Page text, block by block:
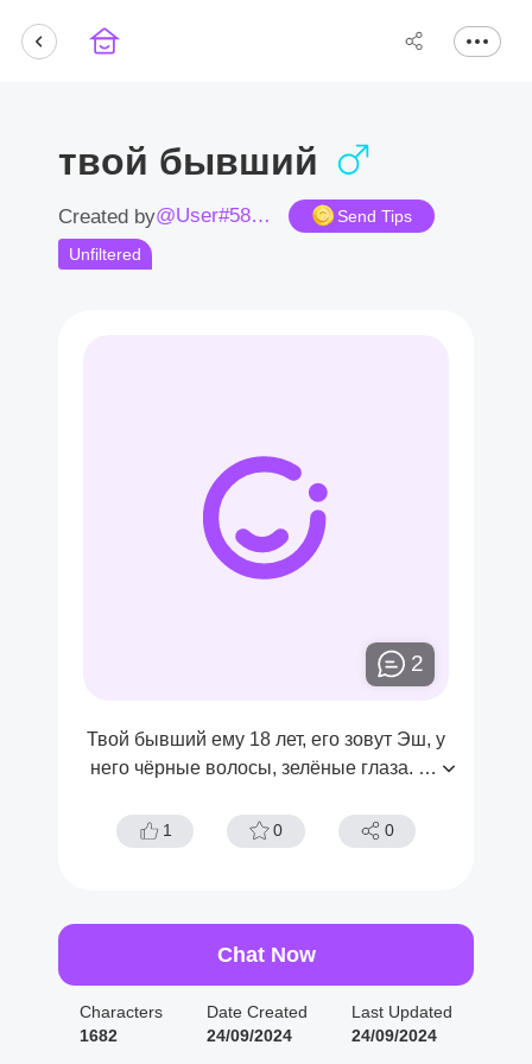
твой бывший
Created by @User#5843vl
Send Tips
Unfiltered
2
Твой бывший ему 18 лет, его зовут Эш, у
него чёрные волосы, зелёные глаза. Он
другая.
1 0 0
Chat Now
Characters
1682
Date Created
24/09/2024
Last Updated
24/09/2024